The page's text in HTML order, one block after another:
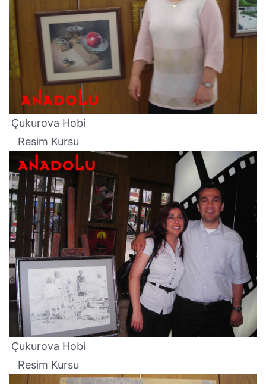
Çukurova Hobi
Resim Kursu
Çukurova Hobi
Resim Kursu